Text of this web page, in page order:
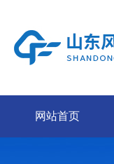
网站首页